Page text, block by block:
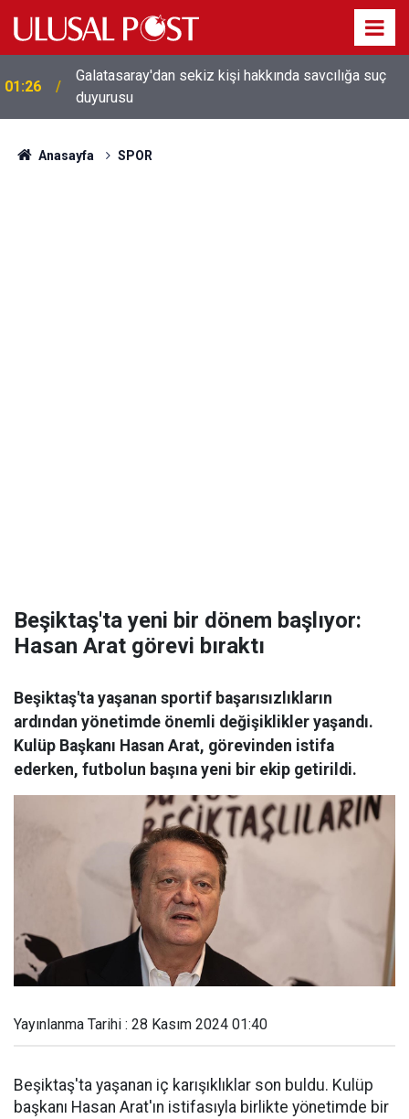
01:26
Galatasaray'dan sekiz kişi hakkında savcılığa suç
duyurusu
Anasayfa SPOR
Beşiktaş'ta yeni bir dönem başlıyor:
Hasan Arat görevi bıraktı
Beşiktaş'ta yaşanan sportif başarısızlıkların
ardından yönetimde önemli değişiklikler yaşandı.
Kulüp Başkanı Hasan Arat, görevinden istifa
ederken, futbolun başına yeni bir ekip getirildi.
Yayınlanma Tarihi : 28 Kasım 2024 01:40
Beşiktaş'ta yaşanan iç karışıklıklar son buldu. Kulüp
başkanı Hasan Arat'ın istifasıyla birlikte yönetimde bir